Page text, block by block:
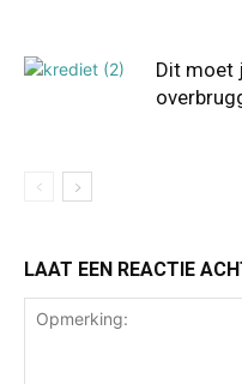
Dit moet
LAAT EEN REACTIE